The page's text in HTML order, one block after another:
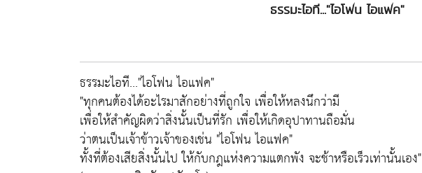
ธรรมะไอที..."ไอโฟน ไอแฟค"
ธรรมะไอที..."ไอโฟน ไอแฟค"
"ทุกคนต้องได้อะไรมาสักอย่างที่ถูกใจ เพื่อให้หลงนึกว่ามี
เพื่อให้สำคัญผิดว่าสิ่งนั้นเป็นที่รัก เพื่อให้เกิดอุปาทานถือมั่น
ว่าตนเป็นเจ้าข้าวเจ้าของเช่น "ไอโฟน ไอแฟค"
ทั้งที่ต้องเสียสิ่งนั้นไป ให้กับกฎแห่งความแตกพัง จะช้าหรือเร็วเท่านั้นเอง"